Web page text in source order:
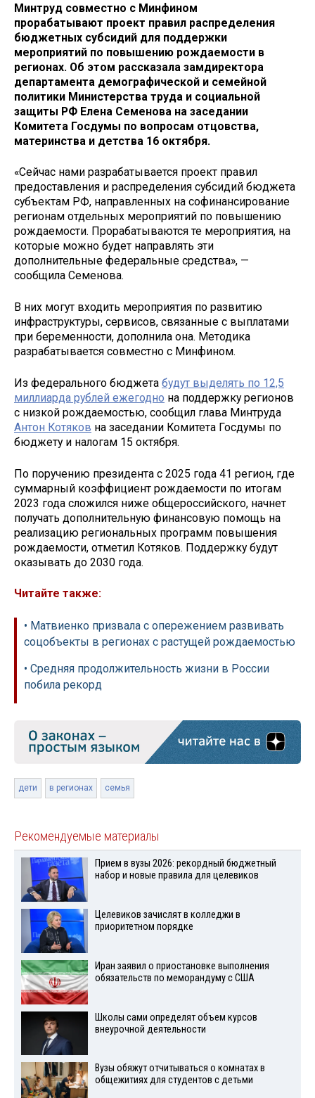
Минтруд совместно с Минфином
прорабатывают проект правил распределения
бюджетных субсидий для поддержки
мероприятий по повышению рождаемости в
регионах. Об этом рассказала замдиректора
департамента демографической и семейной
политики Министерства труда и социальной
защиты РФ Елена Семенова на заседании
Комитета Госдумы по вопросам отцовства,
материнства и детства 16 октября.
«Сейчас нами разрабатывается проект правил
предоставления и распределения субсидий бюджета
субъектам РФ, направленных на софинансирование
регионам отдельных мероприятий по повышению
рождаемости. Прорабатываются те мероприятия, на
которые можно будет направлять эти
дополнительные федеральные средства», —
сообщила Семенова.
В них могут входить мероприятия по развитию
инфраструктуры, сервисов, связанные с выплатами
при беременности, дополнила она. Методика
разрабатывается совместно с Минфином.
Из федерального бюджета будут выделять по 12,5
миллиарда рублей ежегодно на поддержку регионов
с низкой рождаемостью, сообщил глава Минтруда
Антон Котяков на заседании Комитета Госдумы по
бюджету и налогам 15 октября.
По поручению президента с 2025 года 41 регион, где
суммарный коэффициент рождаемости по итогам
2023 года сложился ниже общероссийского, начнет
получать дополнительную финансовую помощь на
реализацию региональных программ повышения
рождаемости, отметил Котяков. Поддержку будут
оказывать до 2030 года.
Читайте также:
• Матвиенко призвала с опережением развивать
соцобъекты в регионах с растущей рождаемостью
• Средняя продолжительность жизни в России
побила рекорд
дети в регионах семья
Рекомендуемые материалы
Прием в вузы 2026: рекордный бюджетный
набор и новые правила для целевиков
Целевиков зачислят в колледжи в
приоритетном порядке
Иран заявил о приостановке выполнения
обязательств по меморандуму с США
Школы сами определят объем курсов
внеурочной деятельности
Вузы обяжут отчитываться о комнатах в
общежитиях для студентов с детьми